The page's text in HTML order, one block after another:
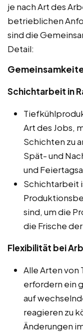
je nach Art des
betrieblichen
sind die
Detail:
Schichtarbeit in
Art des Jobs,
Schichten zu
Spät- und
und
Schichtarbeit
sind, um die
die Frische
Flexibilität bei
Alle Arten
erfordern ein
auf
reagieren zu
Änderungen